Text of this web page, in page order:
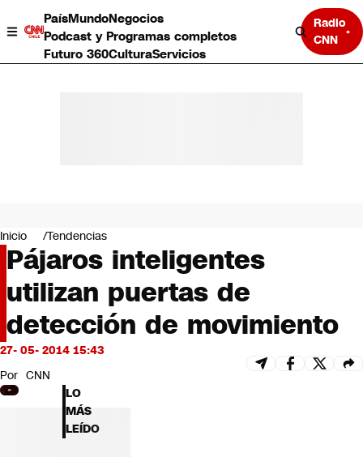
PaísMundoNegocios
Podcast y Programas completos
Futuro 360CulturaServicios
Radio
CNN
Negocios
Deportes
Programas completos
Cultura
Servicios
Bits
CNN tiempo
Futuro 360
Opinión
Inicio Tendencias
Pájaros inteligentes
utilizan puertas de
detección de movimiento
27- 05- 2014 15:43
Por CNN
LO
MÁS
LEÍDO